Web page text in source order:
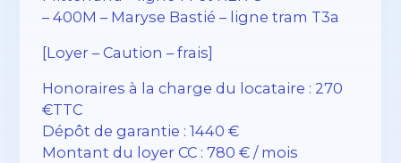
– 400M – Maryse Bastié – ligne tram T3a
[Loyer – Caution – frais]
Honoraires à la charge du locataire : 270
€TTC
Dépôt de garantie : 1440 €
Montant du loyer CC : 780 € / mois